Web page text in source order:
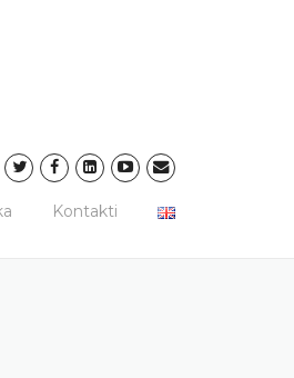
Kontakti